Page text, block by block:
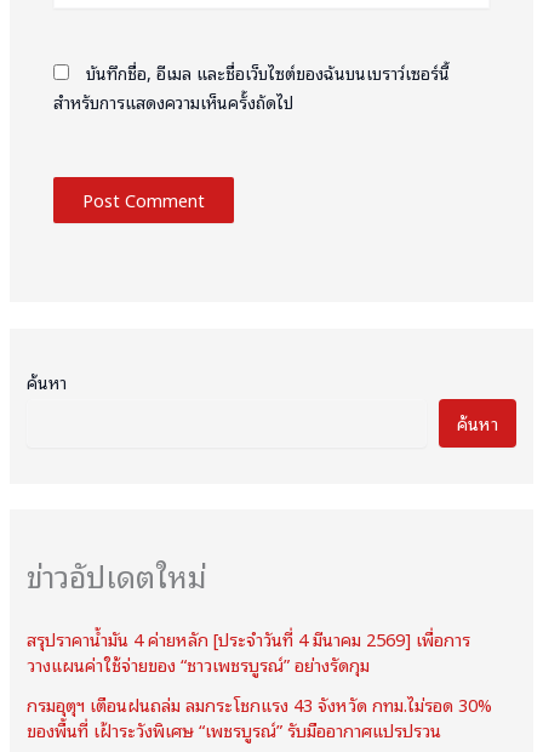
บันทึกชื่อ, อีเมล และชื่อเว็บไซต์ของฉันบนเบราว์เซอร์นี้
สำหรับการแสดงความเห็นครั้งถัดไป
ค้นหา
ค้นหา
ข่าวอัปเดตใหม่
สรุปราคาน้ำมัน 4 ค่ายหลัก [ประจำวันที่ 4 มีนาคม 2569] เพื่อการ
วางแผนค่าใช้จ่ายของ “ชาวเพชรบูรณ์” อย่างรัดกุม
กรมอุตุฯ เตือนฝนถล่ม ลมกระโชกแรง 43 จังหวัด กทม.ไม่รอด 30%
ของพื้นที่ เฝ้าระวังพิเศษ “เพชรบูรณ์” รับมืออากาศแปรปรวน